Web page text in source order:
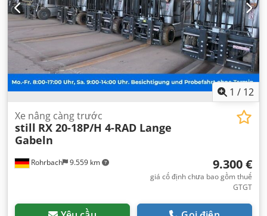
1 / 12
Rohrbach 9.559 km
Xe nâng càng trước
still RX 20-18P/H 4-RAD Lange
Gabeln
9.300 €
giá cố định chưa bao gồm thuế
GTGT